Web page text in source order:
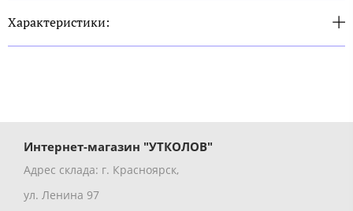
Характеристики:
Интернет-магазин "УТКОЛОВ"
Адрес склада: г. Красноярск,
ул. Ленина 97